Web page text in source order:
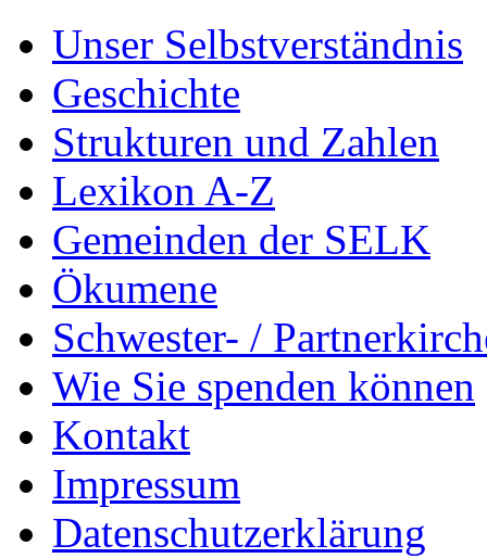
Unser Selbstverständnis
Geschichte
Strukturen und Zahlen
Lexikon A-Z
Gemeinden der SELK
Ökumene
Schwester- /
Wie Sie spenden können
Kontakt
Impressum
Datenschutzerklärung